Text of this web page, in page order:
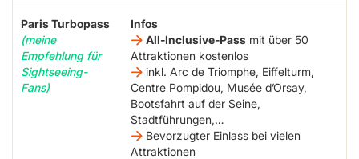
Paris Turbopass
(meine
Empfehlung für
Sightseeing-
Fans)
Infos
All-Inclusive-Pass mit über 50
Attraktionen kostenlos
inkl. Arc de Triomphe, Eiffelturm,
Centre Pompidou, Musée d’Orsay,
Bootsfahrt auf der Seine,
Stadtführungen,…
Bevorzugter Einlass bei vielen
Attraktionen